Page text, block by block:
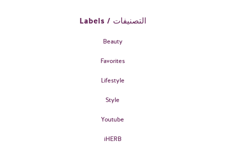
Labels / التصنيفات
Beauty
Favorites
Lifestyle
Style
Youtube
iHERB